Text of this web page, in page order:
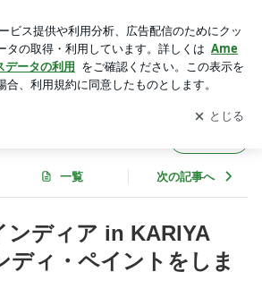
ンディ【ハート＊フール】
して ブログの更新通知
を受け取りまし
開く
一覧 次の記事へ
ンディア in KARIYA
ディ・ペイントをしま